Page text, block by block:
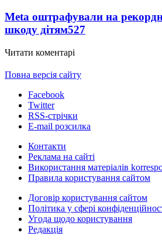
Meta оштрафували на
шкоду дітям527
Читати коментарі
Повна версія сайту
Facebook
Twitter
RSS-стрічки
E-mail розсилка
Контакти
Реклама на сайті
Використання матеріалів
Правила користування сайтом
Договір користування сайтом
Політика у сфері
Угода щодо користування
Редакція